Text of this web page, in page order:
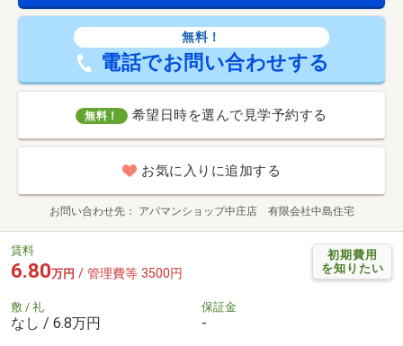
無料！
電話でお問い合わせする
無料！ 希望日時を選んで見学予約する
お気に入りに追加する
お問い合わせ先 アパマンショップ中庄店 有限会社中島住宅
初期費用
を知りたい
賃料
6.80万円 / 管理費等 3500円
敷 / 礼
なし / 6.8万円
保証金
-